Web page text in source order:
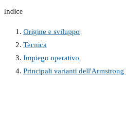
Indice
Origine e sviluppo
Tecnica
Impiego operativo
Principali varianti